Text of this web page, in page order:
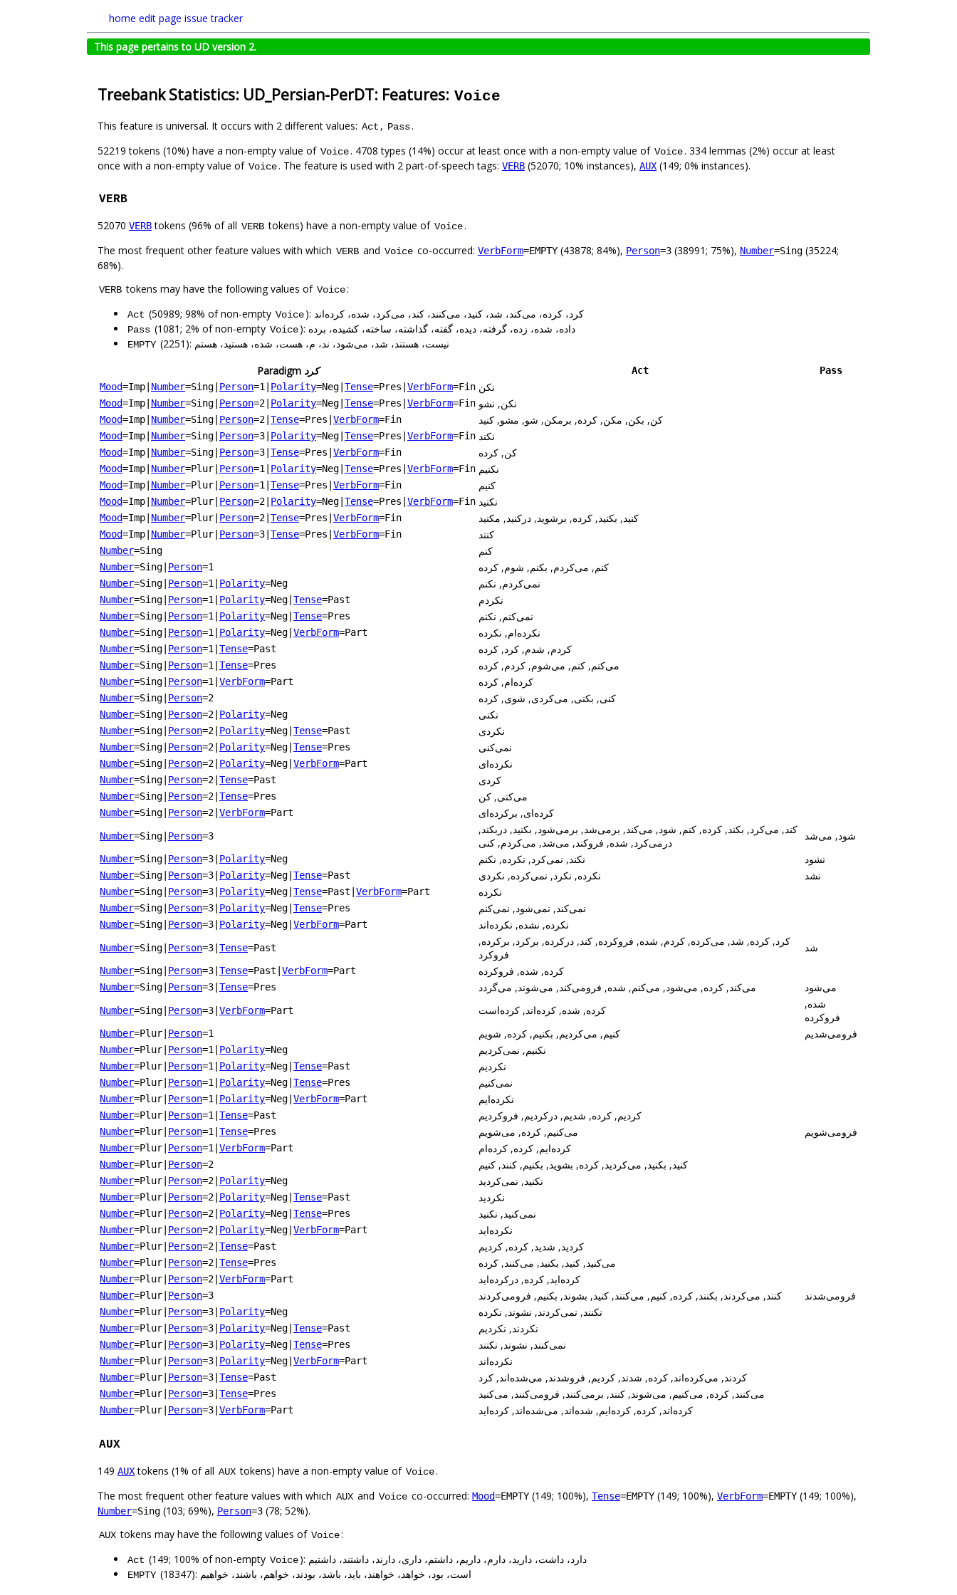
home edit page issue tracker
This page pertains to UD version 2.
Treebank Statistics: UD_Persian-PerDT: Features: Voice
This feature is universal. It occurs with 2 different values: Act , Pass.
52219 tokens (10%) have a non-empty value of Voice. 4708 types (14%) occur at least once with a non-empty value of Voice. 334 lemmas (2%) occur at least
once with a non-empty value of Voice. The feature is used with 2 part-of-speech tags: VERB (52070; 10% instances), AUX (149; 0% instances).
VERB
52070 VERBtokens (96% of all VERB tokens) have a non-empty value of Voice.
The most frequent other feature values with which VERB and Voice co-occurred: VerbForm=EMPTY (43878; 84%), Person=3 (38991; 75%), Number=Sing (35224;
68%).
VERB tokens may have the following values of Voice:
Act (50989; 98% of non-empty Voice ): کرد، کرده، می‌کند، شد، کنید، می‌کنند، کند، می‌کرد، شده، کرده‌اند
Pass (1081; 2% of non-empty Voice ): داده، شده، زده، گرفته، دیده، گفته، گذاشته، ساخته، کشیده، برده
EMPTY
(2251): نیست، هستند، شد، می‌شود، ند، م، هست، شده، هستید، هستم
Paradigm کرد Act
Pass
Mood=Imp Number=Sing Person=1 Polarity=Neg Tense=Pres VerbForm=Fin نکن
Mood=Imp Number=Sing Person=2 Polarity=Neg Tense=Pres VerbForm=Fin نکن, نشو
Mood=Imp Number=Sing Person=2 Tense=Pres VerbForm=Fin کن, بکن, مکن, کرده, برمکن, شو, مشو, کنید
Mood=Imp Number=Sing Person=3 Polarity=Neg Tense=Pres VerbForm=Fin نکند
Mood=Imp Number=Sing Person=3 Tense=Pres VerbForm=Fin کن, کرده
Mood=Imp Number=Plur Person=1 Polarity=Neg Tense=Pres VerbForm=Fin نکنیم
Mood=Imp Number=Plur Person=1 Tense=Pres VerbForm=Fin کنیم
Mood=Imp Number=Plur Person=2 Polarity=Neg Tense=Pres VerbForm=Fin نکنید
Mood=Imp Number=Plur Person=2 Tense=Pres VerbForm=Fin کنید, بکنید, کرده, برشوید, درکنید, مکنید
Mood=Imp Number=Plur Person=3 Tense=Pres VerbForm=Fin کنند
Number=Sing کنم
Number=Sing Person=1 کنم, می‌کردم, بکنم, شوم, کرده
Number=Sing Person=1 Polarity=Neg نمی‌کردم, نکنم
Number=Sing Person=1 Polarity=Neg Tense=Past نکردم
Number=Sing Person=1 Polarity=Neg Tense=Pres نمی‌کنم, نکنم
Number=Sing Person=1 Polarity=Neg VerbForm=Part نکرده‌ام, نکرده
Number=Sing Person=1 Tense=Past کردم, شدم, کرد, کرده
Number=Sing Person=1 Tense=Pres می‌کنم, کنم, می‌شوم, کردم, کرده
Number=Sing Person=1 VerbForm=Part کرده‌ام, کرده
Number=Sing Person=2 کنی, بکنی, می‌کردی, شوی, کرده
Number=Sing Person=2 Polarity=Neg نکنی
Number=Sing Person=2 Polarity=Neg Tense=Past نکردی
Number=Sing Person=2 Polarity=Neg Tense=Pres نمی‌کنی
Number=Sing Person=2 Polarity=Neg VerbForm=Part نکرده‌ای
Number=Sing Person=2 Tense=Past کردی
Number=Sing Person=2 Tense=Pres می‌کنی, کن
Number=Sing Person=2 VerbForm=Part کرده‌ای, برکرده‌ای
Number=Sing Person=3
کند, می‌کرد, بکند, کرده, کنم, شود, می‌کند, برمی‌شد, برمی‌شود, بکنید, دربکند,
درمی‌کرد, شده, فروکند, می‌شد, می‌کردم, کنی
شود, می‌شد
Number=Sing Person=3 Polarity=Neg نکند, نمی‌کرد, نکرده, نکنم نشود
Number=Sing Person=3 Polarity=Neg Tense=Past نکرده, نکرد, نمی‌کرده, نکردی نشد
Number=Sing Person=3 Polarity=Neg Tense=Past VerbForm=Part نکرده
Number=Sing Person=3 Polarity=Neg Tense=Pres نمی‌کند, نمی‌شود, نمی‌کنم
Number=Sing Person=3 Polarity=Neg VerbForm=Part نکرده, نشده, نکرده‌اند
Number=Sing Person=3 Tense=Past
کرد, کرده, شد, می‌کرده, کردم, شده, فروکرده, کند, درکرده, برکرد, برکرده,
فروکرد
شد
Number=Sing Person=3 Tense=Past VerbForm=Part کرده, شده, فروکرده
Number=Sing Person=3 Tense=Pres می‌کند, کرده, می‌شود, می‌کنم, شده, فرومی‌کند, می‌شوند, می‌گردد می‌شود
Number=Sing Person=3 VerbForm=Part کرده, شده, کرده‌اند, کرده‌است
شده,
فروکرده
Number=Plur Person=1 کنیم, می‌کردیم, بکنیم, کرده, شویم فرومی‌شدیم
Number=Plur Person=1 Polarity=Neg نکنیم, نمی‌کردیم
Number=Plur Person=1 Polarity=Neg Tense=Past نکردیم
Number=Plur Person=1 Polarity=Neg Tense=Pres نمی‌کنیم
Number=Plur Person=1 Polarity=Neg VerbForm=Part نکرده‌ایم
Number=Plur Person=1 Tense=Past کردیم, کرده, شدیم, درکردیم, فروکردیم
Number=Plur Person=1 Tense=Pres می‌کنیم, کرده, می‌شویم فرومی‌شویم
Number=Plur Person=1 VerbForm=Part کرده‌ایم, کرده, کرده‌ام
Number=Plur Person=2 کنید, بکنید, می‌کردید, کرده, بشوید, بکنیم, کنند, کنیم
Number=Plur Person=2 Polarity=Neg نکنید, نمی‌کردید
Number=Plur Person=2 Polarity=Neg Tense=Past نکردید
Number=Plur Person=2 Polarity=Neg Tense=Pres نمی‌کنید, نکنید
Number=Plur Person=2 Polarity=Neg VerbForm=Part نکرده‌اید
Number=Plur Person=2 Tense=Past کردید, شدید, کرده, کردیم
Number=Plur Person=2 Tense=Pres می‌کنید, کنید, بکنید, می‌کنند, کرده
Number=Plur Person=2 VerbForm=Part کرده‌اید, کرده, درکرده‌اید
Number=Plur Person=3 کنند, می‌کردند, بکنند, کرده, کنیم, می‌کنند, کنید, بشوند, بکنیم, فرومی‌کردند فرومی‌شدند
Number=Plur Person=3 Polarity=Neg نکنند, نمی‌کردند, نشوند, نکرده
Number=Plur Person=3 Polarity=Neg Tense=Past نکردند, نکردیم
Number=Plur Person=3 Polarity=Neg Tense=Pres نمی‌کنند, نشوند, نکنند
Number=Plur Person=3 Polarity=Neg VerbForm=Part نکرده‌اند
Number=Plur Person=3 Tense=Past کردند, می‌کرده‌اند, کرده, شدند, کردیم, فروشدند, می‌شده‌اند, کرد
Number=Plur Person=3 Tense=Pres می‌کنند, کرده, می‌کنیم, می‌شوند, کنند, برمی‌کنند, فرومی‌کنند, می‌کنید
Number=Plur Person=3 VerbForm=Part کرده‌اند, کرده, کرده‌ایم, شده‌اند, می‌شده‌اند, کرده‌اید
AUX
149 AUXtokens (1% of all AUX tokens) have a non-empty value of Voice.
The most frequent other feature values with which AUX and Voice co-occurred: Mood=EMPTY (149; 100%), Tense=EMPTY (149; 100%), VerbForm=EMPTY (149; 100%),
Number=Sing (103; 69%), Person=3 (78; 52%).
AUX tokens may have the following values of Voice:
Act (149; 100% of non-empty Voice ): دارد، داشت، دارید، دارم، داریم، داشتم، داری، دارند، داشتند، داشتیم
EMPTY (18347): است، بود، خواهد، خواهند، باید، باشد، بودند، خواهم، باشند، خواهیم